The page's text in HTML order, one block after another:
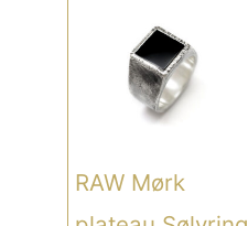
RAW Mørk